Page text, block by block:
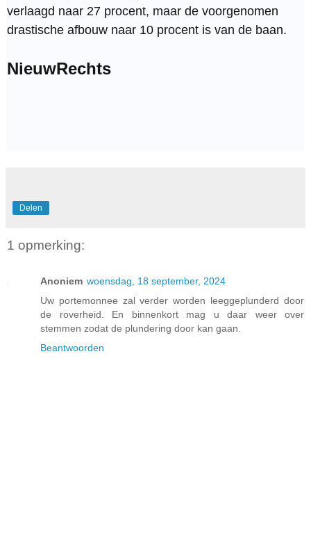
verlaagd naar 27 procent, maar de voorgenomen
drastische afbouw naar 10 procent is van de baan.
NieuwRechts
Delen
1 opmerking:
Anoniem woensdag, 18 september, 2024
Uw portemonnee zal verder worden leeggeplunderd door
de roverheid. En binnenkort mag u daar weer over
stemmen zodat de plundering door kan gaan.
Beantwoorden